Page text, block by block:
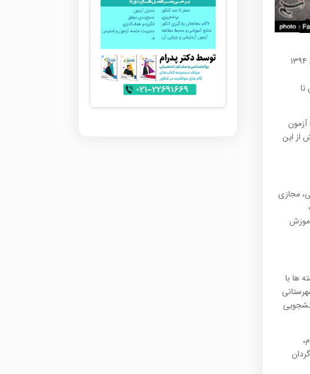
رشته‌ محل‌های جدید و برخی اصلاحیات دفترچه راهنمای انتخاب رشته‌های تحصیلی آزمون كارشناسی ارشد ناپیوسته سال ۱۳۹۴
تا
آموزش عالی مندرج پس از تدوین دفترچه راهنمای انتخاب رشته‌های تحصیلی (شماره ۲) آزمون
از این
مجازی
ها با
شهرستانی